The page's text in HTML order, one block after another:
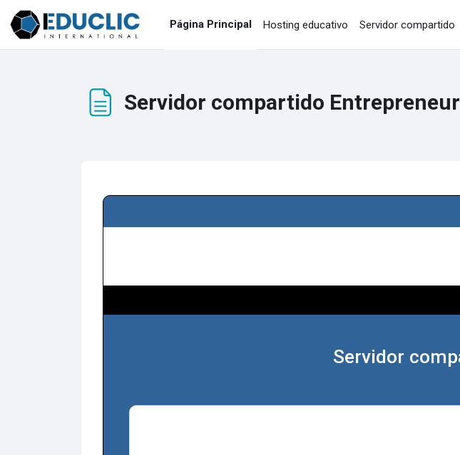
Salta al contenido principal
Página Principal
Hosting educativo Servidor compartido
Servidor compartido Entrepreneur
Servidor